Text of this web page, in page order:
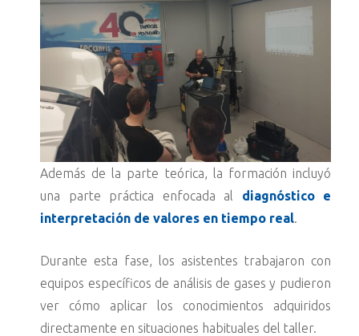
Además de la parte teórica, la formación incluyó
una parte práctica enfocada al diagnóstico e
interpretación de valores en tiempo real.
Durante esta fase, los asistentes trabajaron con
equipos específicos de análisis de gases y pudieron
ver cómo aplicar los conocimientos adquiridos
directamente en situaciones habituales del taller.